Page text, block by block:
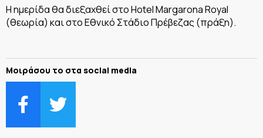
Η ημερίδα θα διεξαχθεί στο Hotel Margarona Royal
(θεωρία) και στο Εθνικό Στάδιο Πρέβεζας (πράξη).
Μοιράσου το στα social media